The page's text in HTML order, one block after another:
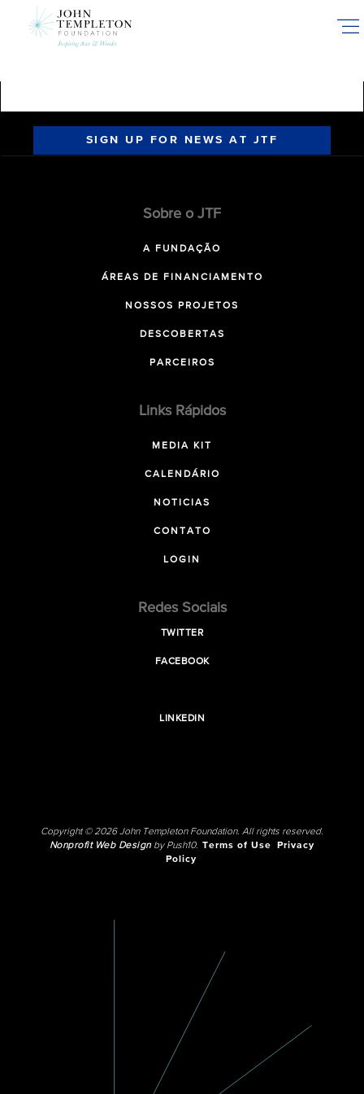
SIGN UP FOR NEWS AT JTF
Sobre o JTF
A FUNDAÇÃO
ÁREAS DE FINANCIAMENTO
NOSSOS PROJETOS
DESCOBERTAS
PARCEIROS
Links Rápidos
MEDIA KIT
CALENDÁRIO
NOTICIAS
CONTATO
LOGIN
Redes Sociais
TWITTER
FACEBOOK
LINKEDIN
Copyright © 2026 John Templeton Foundation. All rights reserved.
Nonprofit Web Designby Push10. Terms of Use
Privacy
Policy